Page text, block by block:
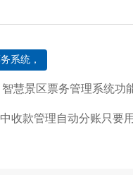
系统，
慧景区票务管理系统功
收款管理自动分账只要